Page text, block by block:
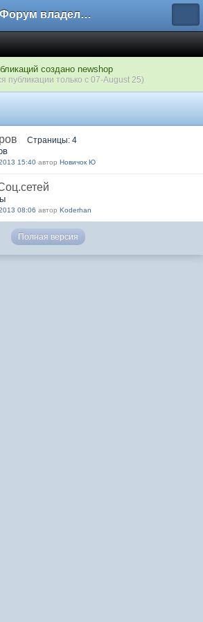
Форум владельцев интернет-магазинов
создано newshop
публикации только с 07-August 25)
Страницы: 4
15:40 автор Новичок Ю
08:06 автор Koderhan
Полная версия